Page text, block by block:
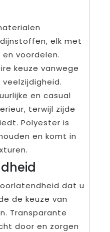
elk met
voordelen.
keuze vanwege
en casual
terwijl zijde
Polyester is
en komt in
dat u
de keuze van
Transparante
door en zorgen